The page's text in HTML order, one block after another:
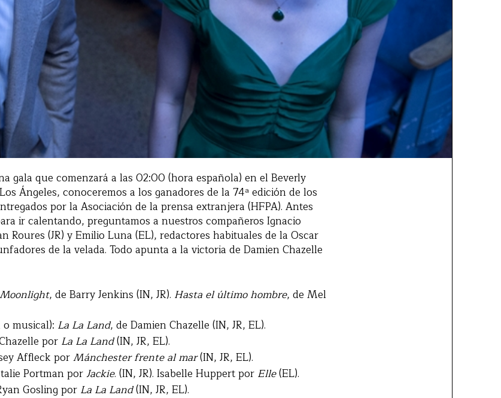
gala que comenzará a las 02:00 (hora española) en el Beverly
Ángeles, conoceremos a los ganadores de la 74ª edición de los
por la Asociación de la prensa extranjera (HFPA). Antes
ir calentando, preguntamos a nuestros compañeros Ignacio
Roures (JR) y Emilio Luna (EL), redactores habituales de la Oscar
de la velada. Todo apunta a la victoria de Damien Chazelle
Moonlight, de Barry Jenkins (IN, JR). Hasta el último hombre, de Mel
musical): La La Land, de Damien Chazelle (IN, JR, EL).
por La La Land(IN, JR, EL).
Affleck porMánchester frente al mar(IN, JR, EL).
Portman porJackie. (IN, JR). Isabelle Huppert por Elle(EL).
Gosling por La La Land(IN, JR, EL).